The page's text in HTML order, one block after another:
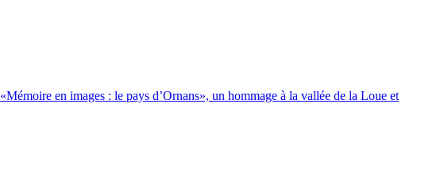
«Mémoire en images : le pays d’Ornans», un hommage à la vallée de la Loue et